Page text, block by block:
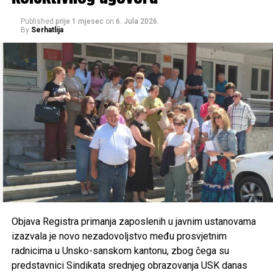
Košarkaški klub “Željo 1971” Bihać –
Gradski sportski savez Cazin –
Konjički klub “Krajišnik” Velika Kladuša –50.000
KM
Konjički klub “Potkovica” Sanski Most –50.000 KM
Konjički klub “Jedinstvo” Bihać –40.000 KM
Konjički klub “Cazin” –40.000 KM
Rukometni klub “Sana 7” Sanski Most –35.000 KM
Raspodjela sredstava po gradovima
i klubovima
Cazin – 166.200 KM
Gradski sportski savez Cazin –50.000 KM
Published prije 1 mjesec on 6. Jula 2026.
By Serhatlija
Objava Registra primanja zaposlenih u javnim ustanovama
izazvala je novo nezadovoljstvo među prosvjetnim
radnicima u Unsko-sanskom kantonu, zbog čega su
predstavnici Sindikata srednjeg obrazovanja USK danas